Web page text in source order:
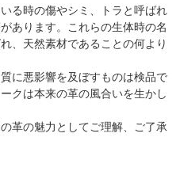
る時の傷やシミ、トラと呼ばれ
あります。これらの生体時の名
、天然素材であることの何より
に悪影響を及ぼすものは検品で
クは本来の革の風合いを生かし
革の魅力としてご理解、ご了承